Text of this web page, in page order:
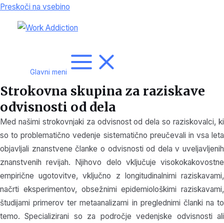
Preskoči na vsebino
Glavni meni
Strokovna skupina za raziskave
odvisnosti od dela
Med našimi strokovnjaki za odvisnost od dela so raziskovalci, ki
so to problematično vedenje sistematično preučevali in vsa leta
objavljali znanstvene članke o odvisnosti od dela v uveljavljenih
znanstvenih revijah. Njihovo delo vključuje visokokakovostne
empirične ugotovitve, vključno z longitudinalnimi raziskavami,
načrti eksperimentov, obsežnimi epidemiološkimi raziskavami,
študijami primerov ter metaanalizami in preglednimi članki na to
temo. Specializirani so za področje vedenjske odvisnosti ali